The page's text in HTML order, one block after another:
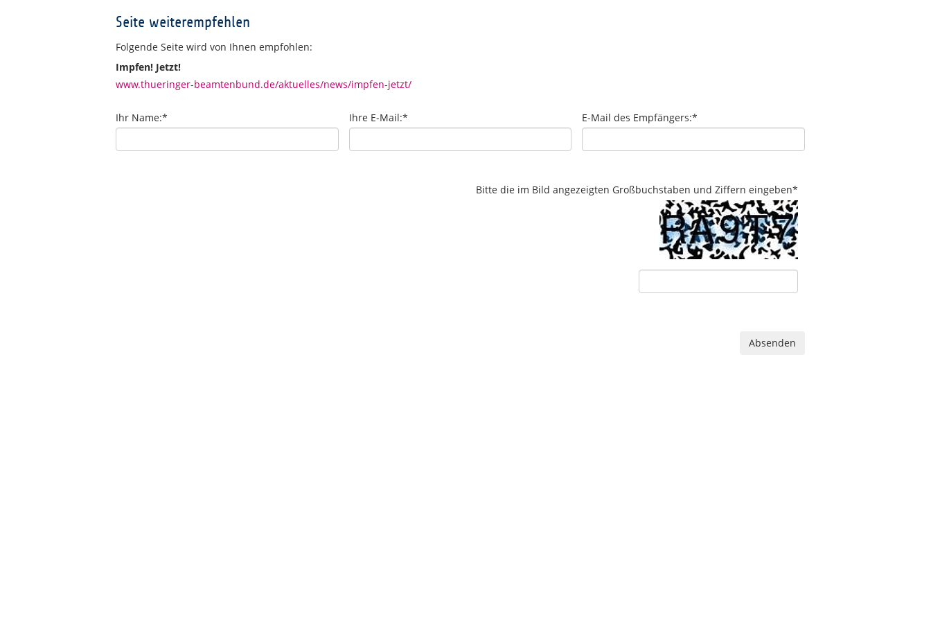
Seite weiterempfehlen
Folgende Seite wird von Ihnen empfohlen:
Impfen! Jetzt!
www.thueringer-beamtenbund.de/aktuelles/news/impfen-jetzt/
Ihr Name:* Ihre E-Mail:* E-Mail des Empfängers:*
Bitte die im Bild angezeigten Großbuchstaben und Ziffern eingeben*
Absenden